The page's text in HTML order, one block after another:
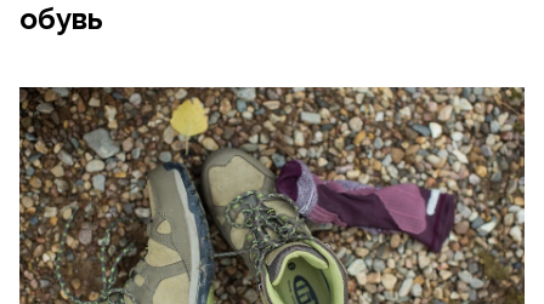
обувь